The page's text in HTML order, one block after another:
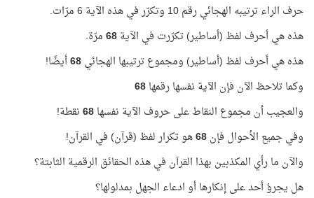
حرف الراء ترتيبه الهجائي رقم 10 وتكرّر في هذه الآية 6 مرّات.
هذه هي أحرف لفظ (أساطير) تكرّرت في الآية68مرّة.
هذه هي أحرف لفظ (أساطير) ومجموع ترتيبها الهجائي68أيضًا!
وكما تلاحظ الآن فإن الآية نفسها رقمها68
والعجيب أن مجموع النقاط على حروف الآية نفسها68نقطة!
وفي جميع الأحوال فإن68هو تكرار لفظ (قرآن) في القرآن!
والآن ما رأي المكذبين بهذا القرآن في هذه الحقائق الرقمية الثابتة؟
هل يجرؤ أحد على إنكارها أو ادعاء الجهل بمدلولها؟